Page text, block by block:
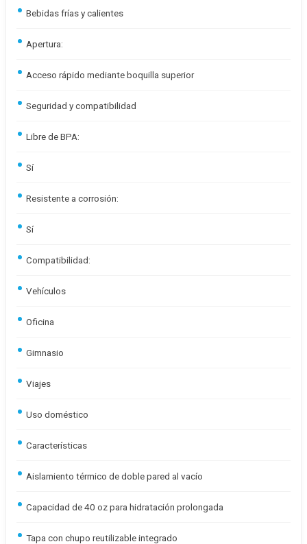
Bebidas frías y calientes
Apertura:
Acceso rápido mediante boquilla superior
Seguridad y compatibilidad
Libre de BPA:
Sí
Resistente a corrosión:
Sí
Compatibilidad:
Vehículos
Oficina
Gimnasio
Viajes
Uso doméstico
Características
Aislamiento térmico de doble pared al vacío
Capacidad de 40 oz para hidratación prolongada
Tapa con chupo reutilizable integrado